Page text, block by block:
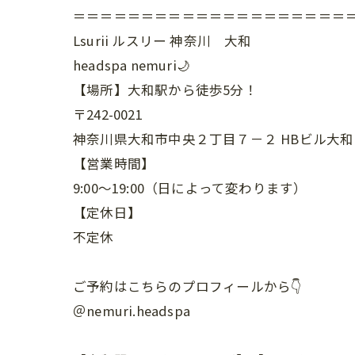
＝＝＝＝＝＝＝＝＝＝＝＝＝＝＝＝＝＝＝＝
Lsurii ルスリー 神奈川 大和
headspa nemuri🌙
【場所】大和駅から徒歩5分！
〒242-0021
神奈川県大和市中央２丁目７－２ HBビル大
【営業時間】
9:00～19:00（日によって変わります）
【定休日】
不定休
ご予約はこちらのプロフィールから👇
＠nemuri.headspa